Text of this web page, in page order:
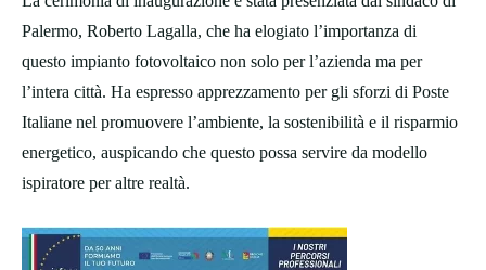
Palermo, Roberto Lagalla, che ha elogiato l’importanza di
questo impianto fotovoltaico non solo per l’azienda ma per
l’intera città. Ha espresso apprezzamento per gli sforzi di Poste
Italiane nel promuovere l’ambiente, la sostenibilità e il risparmio
energetico, auspicando che questo possa servire da modello
ispiratore per altre realtà.